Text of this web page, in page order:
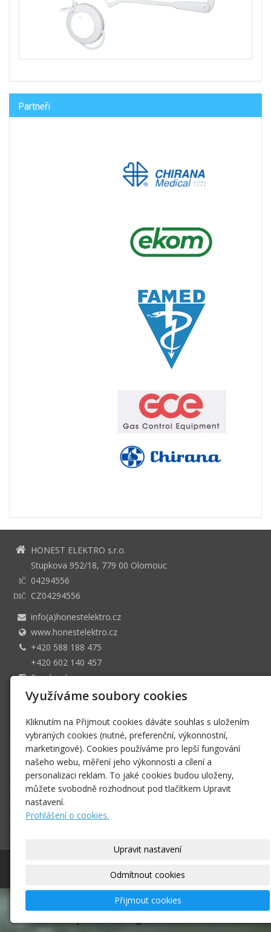
Partneři
HONEST ELEKTRO s.r.o.
Stupkova 952/18, 779 00 Olomouc
IČ 04294556
DIČ
CZ04294556
info(a)honestelektro.cz
www.honestelektro.cz
+420 588 188 475
+420 602 140 457
Facebook
4022525359/0800
spisovou značkkou C 63090
Domů
Produkty
Technické služby
Naše společnost
Registrovaní uživatelé
Kontakt
HONEST ELEKTRO s.r.o. –
webové stránkys AI,doména
Využíváme soubory cookies
Kliknutím na Přijmout cookies dáváte souhlas s uložením
vybraných cookies (nutné, preferenční, výkonnostní,
marketingové). Cookies používáme pro lepší fungování
našeho webu, měření jeho výkonnosti a cílení a
personalizaci reklam. To jaké cookies budou uloženy,
můžete svobodně rozhodnout pod tlačítkem Upravit
nastavení.
Prohlášení o cookies.
Upravit nastavení
Odmítnout cookies
Přijmout cookies